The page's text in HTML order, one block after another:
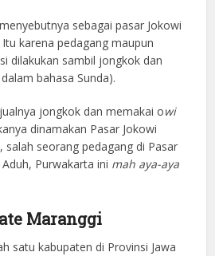
sebagai pasar Jokowi
Itu karena pedagang maupun
dilakukan sambil jongkok dan
bahasa Sunda).
jongkok dan memakai owi
dinamakan Pasar Jokowi
salah seorang pedagang di Pasar
Purwakarta ini mah aya-aya
Maranggi
satu kabupaten di Provinsi Jawa